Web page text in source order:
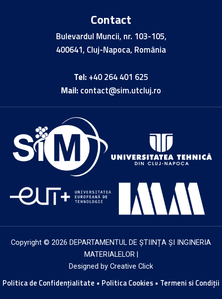
Contact
Bulevardul Muncii, nr. 103-105,
400641, Cluj-Napoca, România
Tel: +40 264 401 625
Mail: contact@sim.utcluj.ro
Copyright © 2026 DEPARTAMENTUL DE ȘTIINȚA ȘI INGINERIA
MATERIALELOR |
Designed by Creative Click
Politica de Confidențialitate • Politica Cookies • Termeni si Condiții